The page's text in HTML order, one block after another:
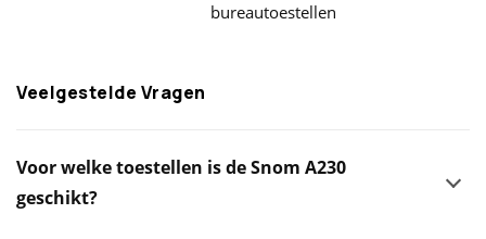
bureautoestellen
Veelgestelde Vragen
Voor welke toestellen is de Snom A230
geschikt?